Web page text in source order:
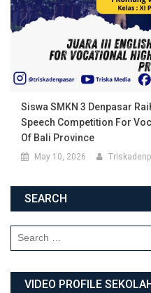
Siswa SMKN 3 Denpasar
Speech Competition For
Of Bali Province
May 10, 2026
SEARCH
VIDEO PROFILE